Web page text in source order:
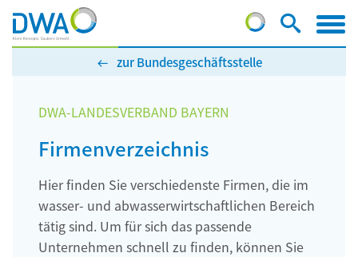
zur Bundesgeschäftsstelle
DWA-LANDESVERBAND BAYERN
Firmenverzeichnis
Hier finden Sie verschiedenste Firmen, die im
wasser- und abwasserwirtschaftlichen Bereich
tätig sind. Um für sich das passende
Unternehmen schnell zu finden, können Sie